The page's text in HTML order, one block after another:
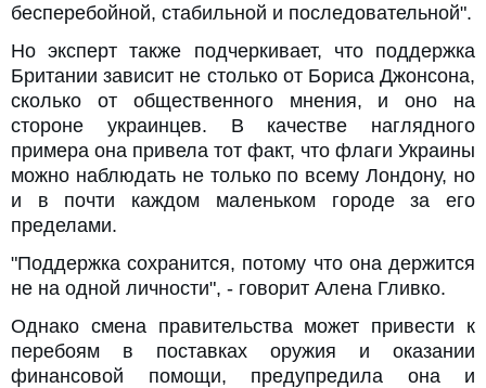
бесперебойной, стабильной и последовательной".
Но эксперт также подчеркивает, что поддержка
Британии зависит не столько от Бориса Джонсона,
сколько от общественного мнения, и оно на
стороне украинцев. В качестве наглядного
примера она привела тот факт, что флаги Украины
можно наблюдать не только по всему Лондону, но
и в почти каждом маленьком городе за его
пределами.
"Поддержка сохранится, потому что она держится
не на одной личности", - говорит Алена Гливко.
Однако смена правительства может привести к
перебоям в поставках оружия и оказании
финансовой помощи, предупредила она и